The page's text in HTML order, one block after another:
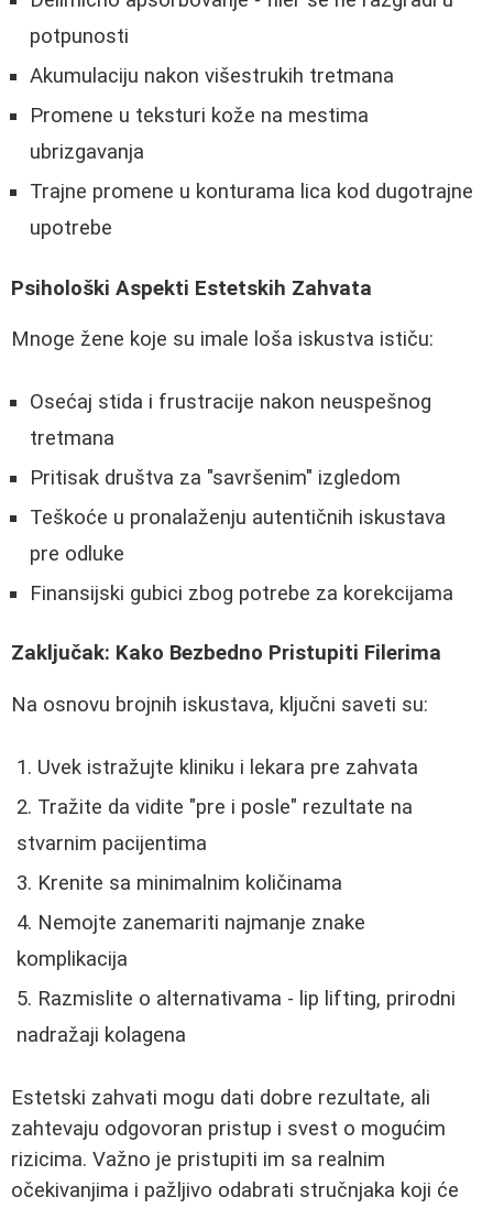
potpunosti
Akumulaciju nakon višestrukih tretmana
Promene u teksturi kože na mestima
ubrizgavanja
Trajne promene u konturama lica kod dugotrajne
upotrebe
Psihološki Aspekti Estetskih Zahvata
Mnoge žene koje su imale loša iskustva ističu:
Osećaj stida i frustracije nakon neuspešnog
tretmana
Pritisak društva za "savršenim" izgledom
Teškoće u pronalaženju autentičnih iskustava
pre odluke
Finansijski gubici zbog potrebe za korekcijama
Zaključak: Kako Bezbedno Pristupiti Filerima
Na osnovu brojnih iskustava, ključni saveti su:
Uvek istražujte kliniku i lekara pre zahvata
Tražite da vidite "pre i posle" rezultate na
stvarnim pacijentima
Krenite sa minimalnim količinama
Nemojte zanemariti najmanje znake
komplikacija
Razmislite o alternativama - lip lifting, prirodni
nadražaji kolagena
Estetski zahvati mogu dati dobre rezultate, ali
zahtevaju odgovoran pristup i svest o mogućim
rizicima. Važno je pristupiti im sa realnim
očekivanjima i pažljivo odabrati stručnjaka koji će